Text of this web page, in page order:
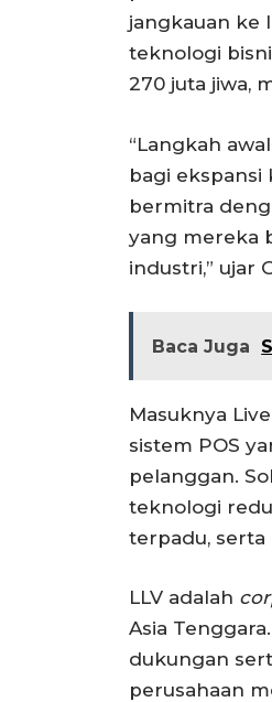
jangkauan ke
teknologi
270 juta jiwa,
“Langkah
bagi ekspansi
bermitra
yang mereka
industri,” ujar
Baca Juga
Masuknya
sistem POS
pelanggan.
teknologi
terpadu, serta
LLV adalah
Asia
dukungan
perusahaan